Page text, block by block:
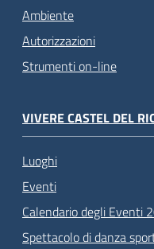
Ambiente
Autorizzazioni
Strumenti on-line
VIVERE CASTEL DEL
Luoghi
Eventi
Calendario degli Eventi
Spettacolo di danza